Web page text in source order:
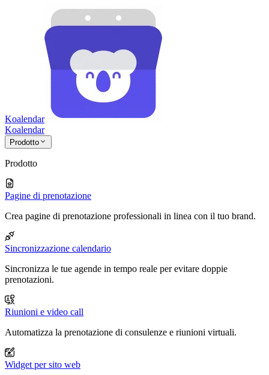
Koalendar
Koalendar
Prodotto
Prodotto
Pagine di prenotazione
Crea pagine di prenotazione professionali in linea con il tuo brand.
Sincronizzazione calendario
Sincronizza le tue agende in tempo reale per evitare doppie
prenotazioni.
Riunioni e video call
Automatizza la prenotazione di consulenze e riunioni virtuali.
Widget per sito web